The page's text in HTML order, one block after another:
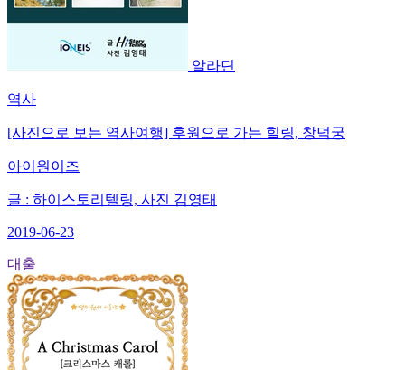
알라딘
역사
[사진으로 보는 역사여행] 후원으로 가는 힐링, 창덕궁
아이원이즈
글 : 하이스토리텔링, 사진 김영태
2019-06-23
대출